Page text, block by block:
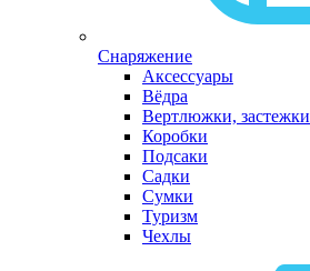
Снаряжение
Аксессуары
Вёдра
Вертлюжки, застежки
Коробки
Подсаки
Садки
Сумки
Туризм
Чехлы